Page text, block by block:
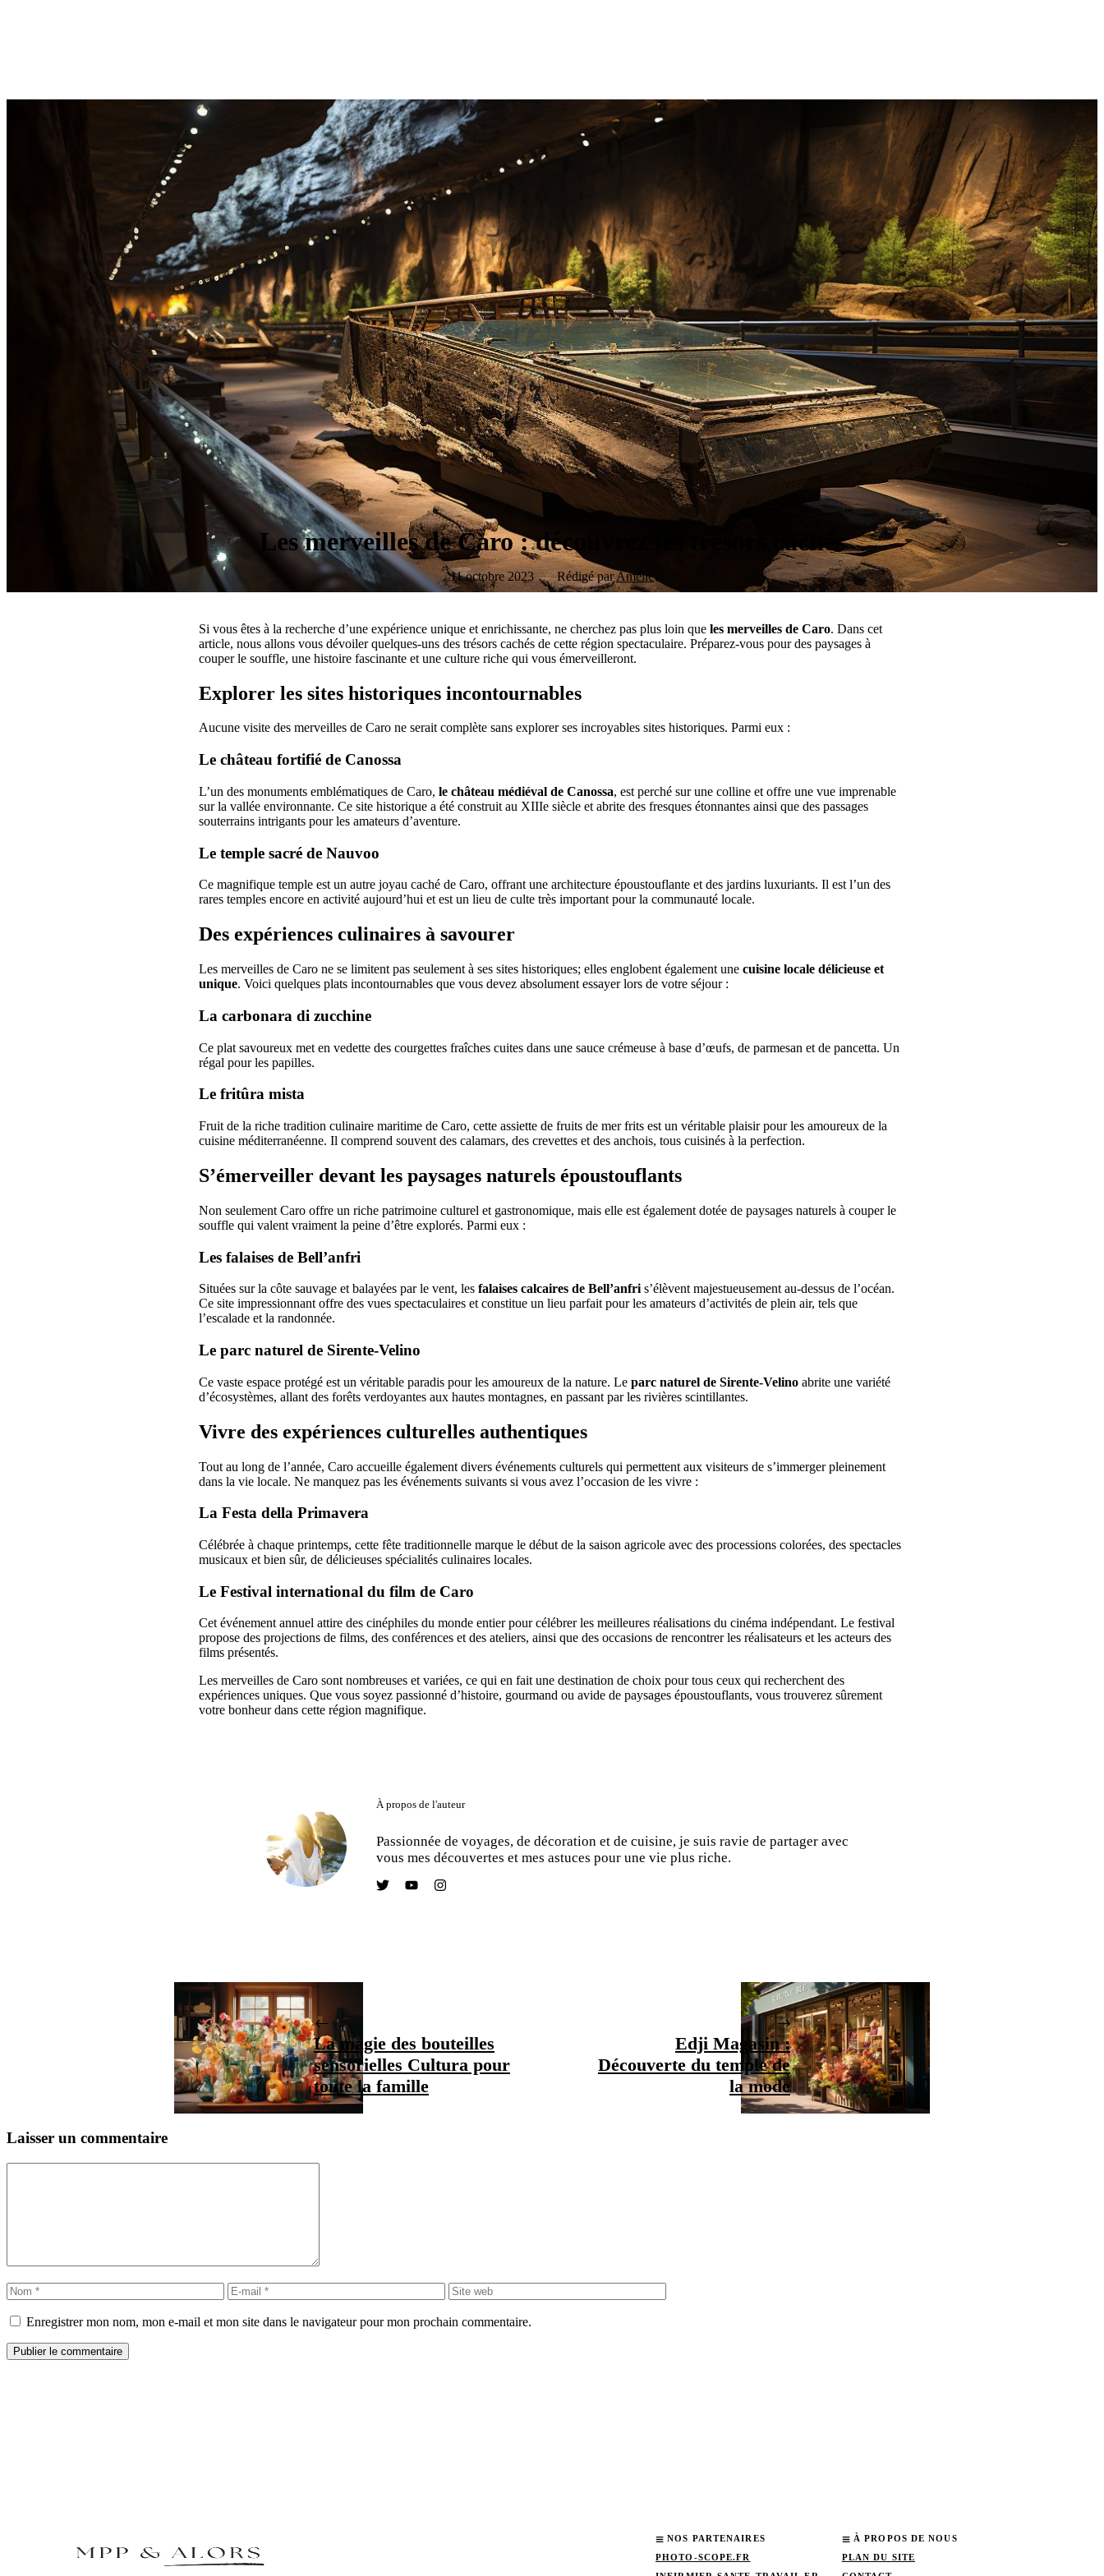
Les merveilles de Caro : découvrez les trésors cachés
11 octobre 2023 Rédigé parAmélie
Si vous êtes à la recherche d’une expérience unique et enrichissante, ne cherchez pas plus loin que les merveilles de Caro. Dans cet
article, nous allons vous dévoiler quelques-uns des trésors cachés de cette région spectaculaire. Préparez-vous pour des paysages à
couper le souffle, une histoire fascinante et une culture riche qui vous émerveilleront.
Explorer les sites historiques incontournables
Aucune visite des merveilles de Caro ne serait complète sans explorer ses incroyables sites historiques. Parmi eux :
Le château fortifié de Canossa
L’un des monuments emblématiques de Caro, le château médiéval de Canossa, est perché sur une colline et offre une vue imprenable
sur la vallée environnante. Ce site historique a été construit au XIIIe siècle et abrite des fresques étonnantes ainsi que des passages
souterrains intrigants pour les amateurs d’aventure.
Le temple sacré de Nauvoo
Ce magnifique temple est un autre joyau caché de Caro, offrant une architecture époustouflante et des jardins luxuriants. Il est l’un des
rares temples encore en activité aujourd’hui et est un lieu de culte très important pour la communauté locale.
Des expériences culinaires à savourer
Les merveilles de Caro ne se limitent pas seulement à ses sites historiques; elles englobent également une cuisine locale délicieuse et
unique. Voici quelques plats incontournables que vous devez absolument essayer lors de votre séjour :
La carbonara di zucchine
Ce plat savoureux met en vedette des courgettes fraîches cuites dans une sauce crémeuse à base d’œufs, de parmesan et de pancetta. Un
régal pour les papilles.
Le fritûra mista
Fruit de la riche tradition culinaire maritime de Caro, cette assiette de fruits de mer frits est un véritable plaisir pour les amoureux de la
cuisine méditerranéenne. Il comprend souvent des calamars, des crevettes et des anchois, tous cuisinés à la perfection.
S’émerveiller devant les paysages naturels époustouflants
Non seulement Caro offre un riche patrimoine culturel et gastronomique, mais elle est également dotée de paysages naturels à couper le
souffle qui valent vraiment la peine d’être explorés. Parmi eux :
Les falaises de Bell’anfri
Situées sur la côte sauvage et balayées par le vent, les falaises calcaires de Bell’anfri s’élèvent majestueusement au-dessus de l’océan.
Ce site impressionnant offre des vues spectaculaires et constitue un lieu parfait pour les amateurs d’activités de plein air, tels que
l’escalade et la randonnée.
Le parc naturel de Sirente-Velino
Ce vaste espace protégé est un véritable paradis pour les amoureux de la nature. Le parc naturel de Sirente-Velino abrite une variété
d’écosystèmes, allant des forêts verdoyantes aux hautes montagnes, en passant par les rivières scintillantes.
Vivre des expériences culturelles authentiques
Tout au long de l’année, Caro accueille également divers événements culturels qui permettent aux visiteurs de s’immerger pleinement
dans la vie locale. Ne manquez pas les événements suivants si vous avez l’occasion de les vivre :
La Festa della Primavera
Célébrée à chaque printemps, cette fête traditionnelle marque le début de la saison agricole avec des processions colorées, des spectacles
musicaux et bien sûr, de délicieuses spécialités culinaires locales.
Le Festival international du film de Caro
Cet événement annuel attire des cinéphiles du monde entier pour célébrer les meilleures réalisations du cinéma indépendant. Le festival
propose des projections de films, des conférences et des ateliers, ainsi que des occasions de rencontrer les réalisateurs et les acteurs des
films présentés.
Les merveilles de Caro sont nombreuses et variées, ce qui en fait une destination de choix pour tous ceux qui recherchent des
expériences uniques. Que vous soyez passionné d’histoire, gourmand ou avide de paysages époustouflants, vous trouverez sûrement
votre bonheur dans cette région magnifique.
À propos de l'auteur
Passionnée de voyages, de décoration et de cuisine, je suis ravie de partager avec
vous mes découvertes et mes astuces pour une vie plus riche.
La magie des bouteilles
sensorielles Cultura pour
toute la famille
Edji Magasin :
Découverte du temple de
la mode
Laisser un commentaire
Nom
E-
mail
Site
web
Enregistrer mon nom, mon e-mail et mon site dans le navigateur pour mon prochain commentaire.
NOS PARTENAIRES
PHOTO-SCOPE.FR
À PROPOS DE NOUS
PLAN DU SITE